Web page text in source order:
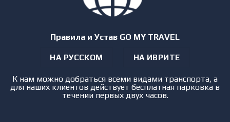
Правила и Устав GO MY TRAVEL
НА РУССКОМ НА ИВРИТЕ
К нам можно добраться всеми видами транспорта, а
для наших клиентов действует бесплатная парковка в
течении первых двух часов.